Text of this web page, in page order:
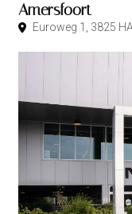
Amersfoort
Euroweg 1, 3825